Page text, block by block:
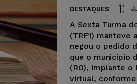
DESTAQUES
A Sexta Turma
(TRF1) manteve
negou o pedido
que o município
(RO), implante o
virtual,